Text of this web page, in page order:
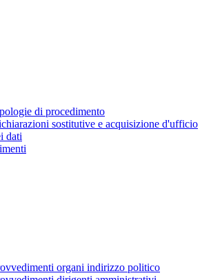
di procedimento
sostitutive e acquisizione d'ufficio
dati
organi indirizzo politico